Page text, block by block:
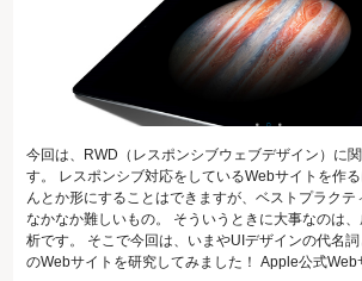
今回は、RWD（レスポンシブウェブデザイン）に
す。 レスポンシブ対応をしているWebサイトを作
んとか形にすることはできますが、ベストプラクテ
なかなか難しいもの。 そういうときに大事なのは
析です。 そこで今回は、いまやUIデザインの代名
のWebサイトを研究してみました！ Apple公式Web